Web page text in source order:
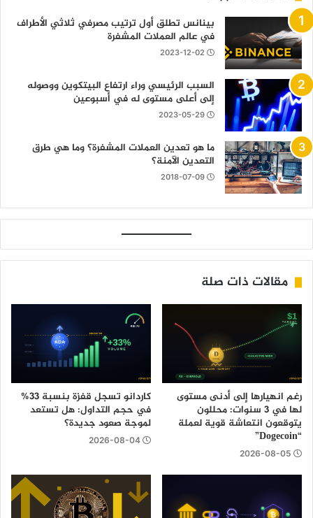
بينانس تطلق أول ترتيب مصرفي ثلاثي الأطراف
في عالم العملات المشفرة
2023-12-02
السبب الرئيسي وراء ارتفاع البيتكوين ووصوله
إلى أعلى مستوى له في أسبوعين
2023-05-29
ما هو تعدين العملات المشفرة؟ وما هي طرق
التعدين الآمنة؟
2018-07-09
مقالات ذات صلة
رغم انهيارها إلى أدنى مستوى
لها في 3 سنوات: محللون
يتوقعون انتعاشة قوية لعملة
“Dogecoin”
2026-08-05
كاردانو تسجل قفزة بنسبة 33%
في حجم التداول: هل تستعد
لموجة صعود جديدة؟
2026-08-04